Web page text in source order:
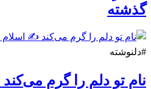
گذشته
#دلنوشته
نام تو دلم را گرم